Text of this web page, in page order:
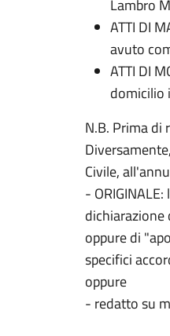
Lambro
ATTI DI
avuto
ATTI DI
domicilio
N.B. Prima di
Civile,
-
oppure di
specifici
oppure
- redatto su